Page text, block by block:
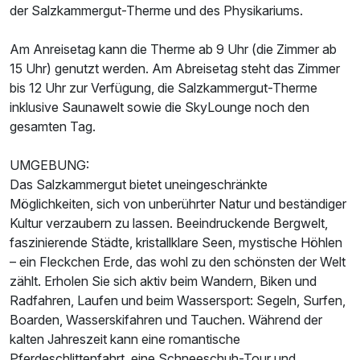
der Salzkammergut-Therme und des Physikariums.
Am Anreisetag kann die Therme ab 9 Uhr (die Zimmer ab
15 Uhr) genutzt werden. Am Abreisetag steht das Zimmer
bis 12 Uhr zur Verfügung, die Salzkammergut-Therme
inklusive Saunawelt sowie die SkyLounge noch den
gesamten Tag.
UMGEBUNG:
Das Salzkammergut bietet uneingeschränkte
Möglichkeiten, sich von unberührter Natur und beständiger
Kultur verzaubern zu lassen. Beeindruckende Bergwelt,
faszinierende Städte, kristallklare Seen, mystische Höhlen
– ein Fleckchen Erde, das wohl zu den schönsten der Welt
zählt. Erholen Sie sich aktiv beim Wandern, Biken und
Radfahren, Laufen und beim Wassersport: Segeln, Surfen,
Boarden, Wasserskifahren und Tauchen. Während der
kalten Jahreszeit kann eine romantische